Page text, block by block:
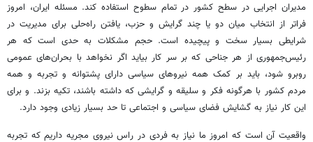
مدیران اجرایی در سطح کشور در تمام سطوح استفاده کند. مسئله ایران، امروز
فراتر از انتخاب میان دو یا چند گرایش و حزب، یافتن راه‌حلی برای مدیریت در
شرایطی بسیار سخت و پیچیده است. حجم مشکلات به حدی است که هر
رئیس‌جمهوری از هر جناحی که بر سر کار بیاید اگر نخواهد با بحران‌های عمومی
روبرو شود، باید بر کمک همه نیروهای سیاسی دارای پشتوانه و تجربه و همه
مردم کشور با هر‌گونه فکر و سلیقه و گرایشی که داشته باشند، تکیه بزند. و برای
این کار نیاز به گشایش فضای سیاسی و اجتماعی تا حد بسیار زیادی وجود دارد.
واقعیت آن است که امروز ما نیاز به فردی در راس نیروی مجریه داریم که تجربه